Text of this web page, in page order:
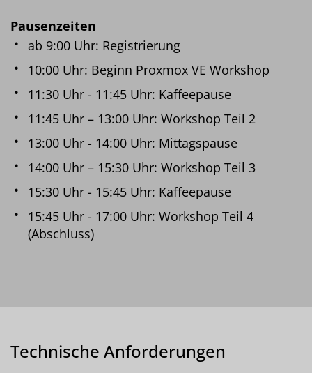
Pausenzeiten
ab 9:00 Uhr: Registrierung
10:00 Uhr: Beginn Proxmox VE Workshop
11:30 Uhr - 11:45 Uhr: Kaffeepause
11:45 Uhr – 13:00 Uhr: Workshop Teil 2
13:00 Uhr - 14:00 Uhr: Mittagspause
14:00 Uhr – 15:30 Uhr: Workshop Teil 3
15:30 Uhr - 15:45 Uhr: Kaffeepause
15:45 Uhr - 17:00 Uhr: Workshop Teil 4
(Abschluss)
Technische Anforderungen